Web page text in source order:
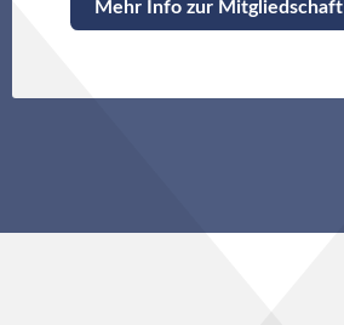
Mehr Info zur Mitgliedschaft